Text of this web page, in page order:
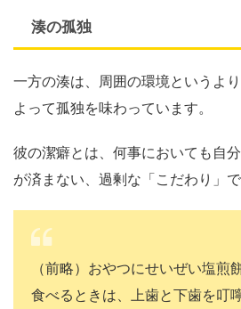
湊の孤独
一方の湊は、周囲の環境というよ
よって孤独を味わっています。
彼の潔癖とは、何事においても自
が済まない、過剰な「こだわり」で
（前略）おやつにせいぜい塩煎
食べるときは、上歯と下歯を叮